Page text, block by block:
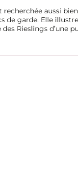
aussi
de garde. Elle
Rieslings d’une